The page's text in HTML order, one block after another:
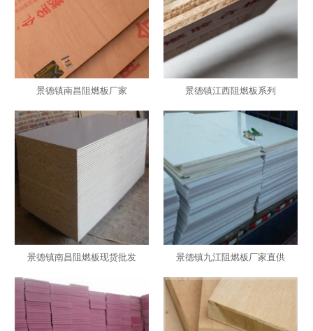
景德镇南昌阻燃板厂家 景德镇江西阻燃板系列
景德镇南昌阻燃板现货批发 景德镇九江阻燃板厂家直供